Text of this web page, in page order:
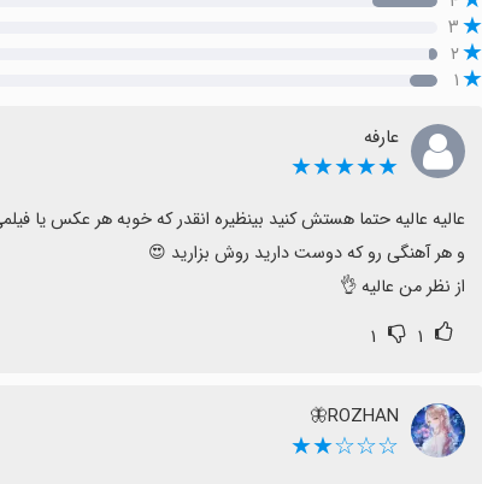
۳
۲
۱
عارفه
★★★★★
از نظر من عالیه 👌
۱ ۱
ROZHAN🦋
☆☆☆★★